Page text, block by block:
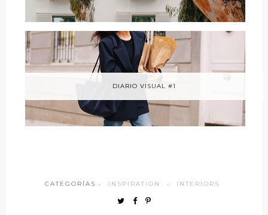
DIARIO VISUAL #1
CATEGORÍAS · INSPIRATION · INTERIORS